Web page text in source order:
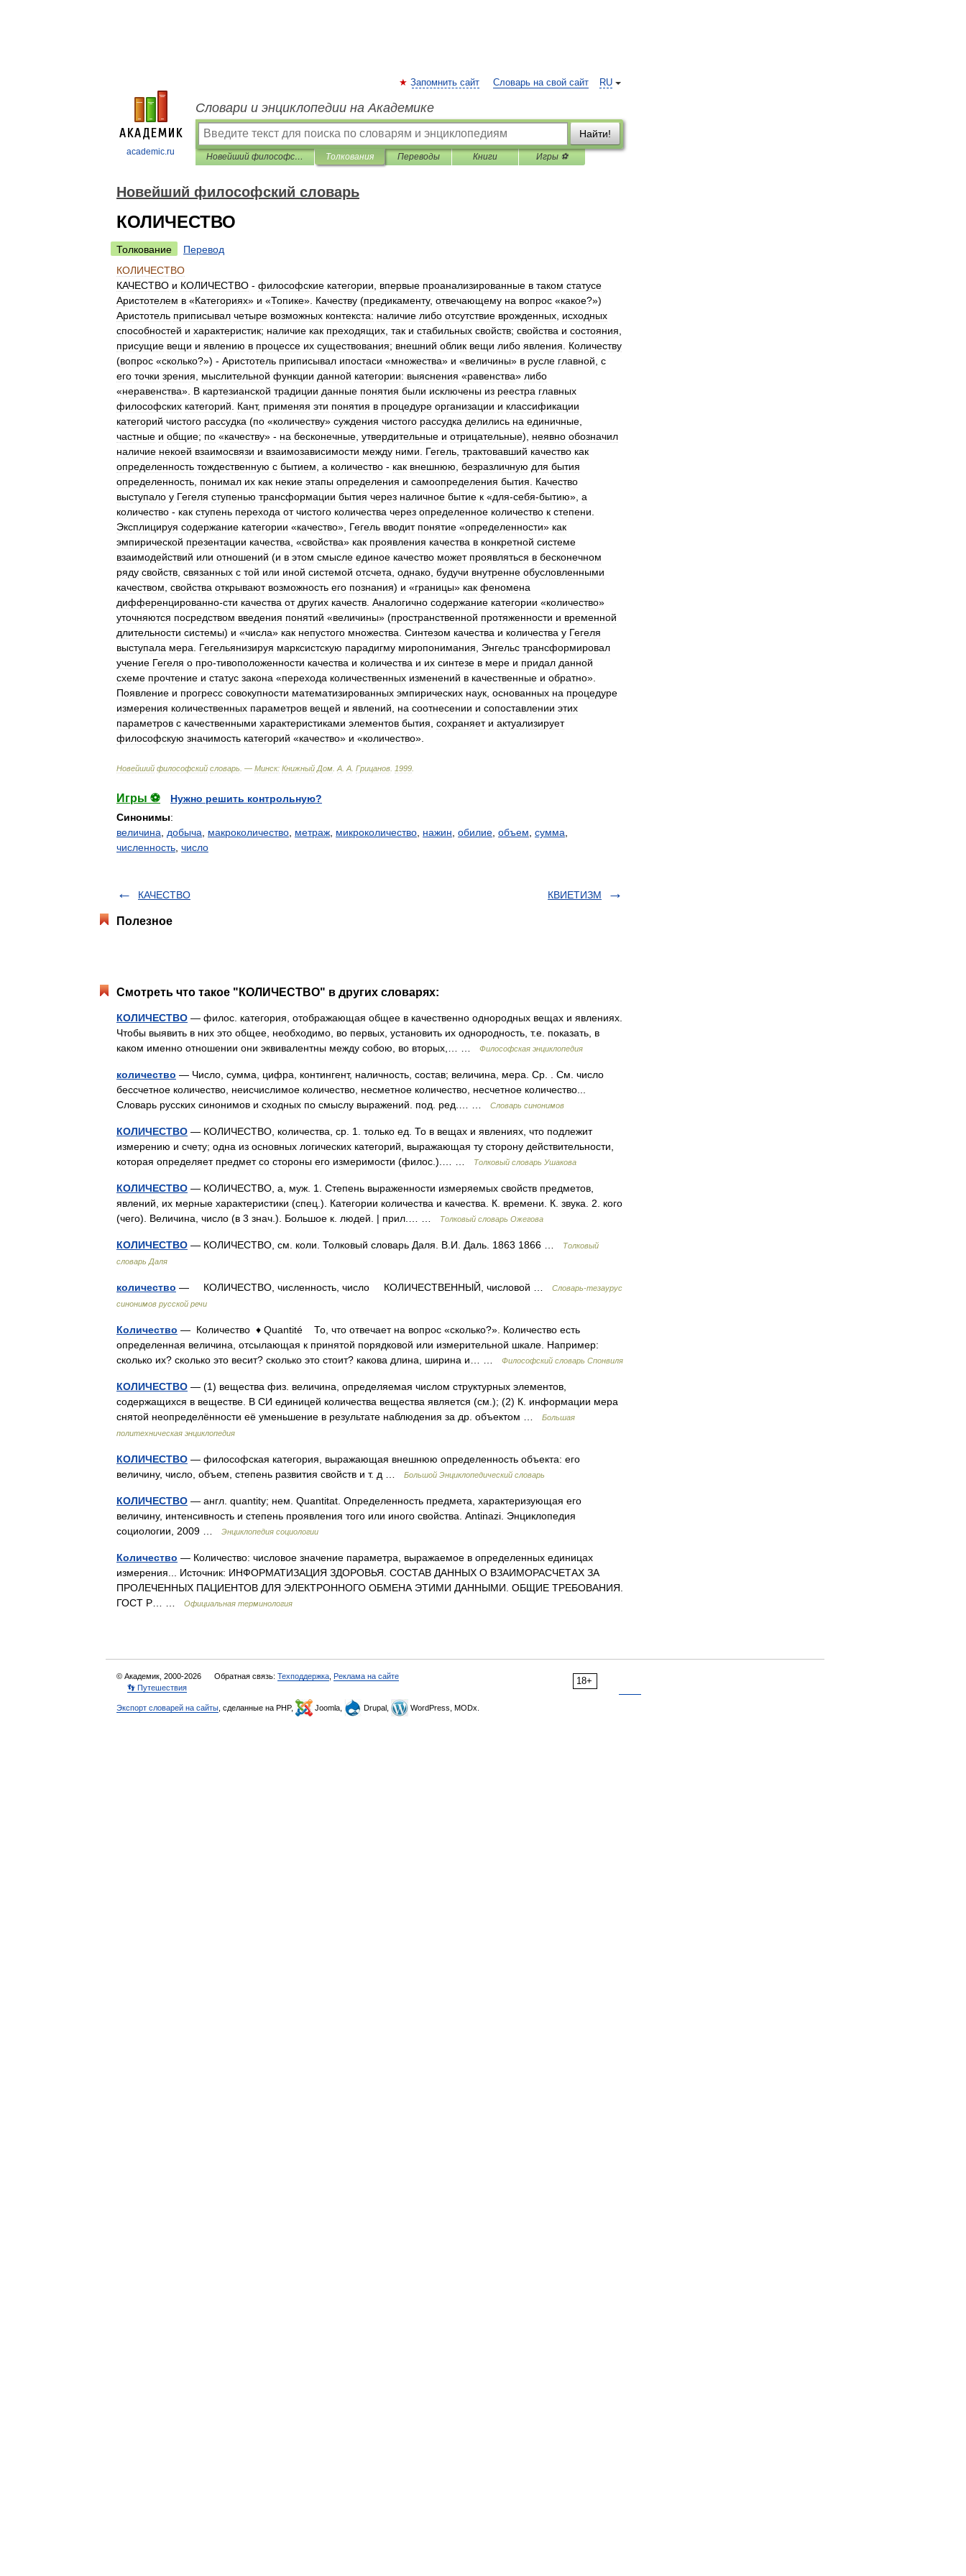
academic.ru
RU
Запомнить сайт Словарь на свой сайт
Словари и энциклопедии на Академике
Найти!
Новейший философский словарь Толкования Переводы Книги Игры ⚽
Новейший философский словарь
КОЛИЧЕСТВО
Толкование
Перевод
КОЛИЧЕСТВО
КАЧЕСТВО и КОЛИЧЕСТВО - философские категории впервые проанализированные в таком статусе
Аристотелем в «Категориях» и «Топике». Качеству (предикаменту, отвечающему на вопрос «какое?»)
Аристотель приписывал четыре возможных контекста: наличие либо отсутствие врожденных исходных
способностей и характеристик; наличие как преходящих так и стабильных свойств; свойства и состояния
присущие вещи и явлению в процессе их существования; внешний облик вещи либо явления
Количеству
(вопрос «сколько?») - Аристотель приписывал ипостаси «множества» и «величины» в русле главной с
его точки зрения мыслительной функции данной категории: выяснения «равенства» либо
«неравенства». В картезианской традиции данные понятия были исключены из реестра главных
философских категорий Кант, применяя эти понятия в процедуре организации и классификации
категорий чистого рассудка (по «количеству» суждения чистого рассудка делились на единичные
частные и общие; по «качеству» - на бесконечные утвердительные и отрицательные), неявно обозначил
наличие некоей взаимосвязи и взаимозависимости между ними Гегель трактовавший качество как
определенность тождественную с бытием а количество - как внешнюю безразличную для бытия
определенность понимал их как некие этапы определения и самоопределения бытия
Качество
выступало у Гегеля ступенью трансформации бытия через наличное бытие к «для-себя-бытию», а
количество - как ступень перехода от чистого количества через определенное количество к степени
Эксплицируя содержание категории «качество», Гегель вводит понятие «определенности» как
эмпирической презентации качества , «свойства» как проявления качества в конкретной системе
взаимодействий или отношений (и в этом смысле единое качество может проявляться в бесконечном
ряду свойств связанных с той или иной системой отсчета однако будучи внутренне обусловленными
качеством свойства открывают возможность его познания) и «границы» как феномена
дифференцированно-сти качества от других качеств Аналогично содержание категории «количество»
уточняются посредством введения понятий «величины» (пространственной протяженности и временной
длительности системы) и «числа» как непустого множества Синтезом качества и количества у Гегеля
выступала мера Гегельянизируя марксистскую парадигму миропонимания Энгельс трансформировал
учение Гегеля о про-тивоположенности качества и количества и их синтезе в мере и придал данной
схеме прочтение и статус закона «перехода количественных изменений в качественные и обратно».
Появление и прогресс совокупности математизированных эмпирических наук основанных на процедуре
измерения количественных параметров вещей и явлений на соотнесении и сопоставлении этих
параметров с качественными характеристиками элементов бытия сохраняет и актуализирует
философскую значимость категорий «качество» и «количество».
Новейший философский словарь . — Минск: Книжный Дом А А Грицанов 1999
Игры ⚽
Нужно решить контрольную?
Синонимы:
величина
добыча макроколичество метраж микроколичество нажин обилие объем сумма
численность число
КАЧЕСТВО КВИЕТИЗМ
Полезное
Смотреть что такое "КОЛИЧЕСТВО" в других словарях:
КОЛИЧЕСТВО — филос. категория, отображающая общее в качественно однородных вещах и явлениях.
Чтобы выявить в них это общее, необходимо, во первых, установить их однородность, т.е. показать, в
каком именно отношении они эквивалентны между собою, во вторых,… …
Философская энциклопедия
количество — Число, сумма, цифра, контингент, наличность, состав; величина, мера. Ср. . См. число
бессчетное количество, неисчислимое количество, несметное количество, несчетное количество...
Словарь русских синонимов и сходных по смыслу выражений. под. ред.… …
Словарь синонимов
КОЛИЧЕСТВО — КОЛИЧЕСТВО, количества, ср. 1. только ед. То в вещах и явлениях, что подлежит
измерению и счету; одна из основных логических категорий, выражающая ту сторону действительности,
которая определяет предмет со стороны его измеримости (филос.).… …
Толковый словарь Ушакова
КОЛИЧЕСТВО — КОЛИЧЕСТВО, а, муж. 1. Степень выраженности измеряемых свойств предметов,
явлений, их мерные характеристики (спец.). Категории количества и качества. К. времени. К. звука. 2. кого
(чего). Величина, число (в 3 знач.). Большое к. людей. | прил.… …
Толковый словарь Ожегова
КОЛИЧЕСТВО — КОЛИЧЕСТВО, см. коли. Толковый словарь Даля. В.И. Даль. 1863 1866 …
Толковый
словарь Даля
количество — КОЛИЧЕСТВО, численность, число КОЛИЧЕСТВЕННЫЙ, числовой …
Словарь-тезаурус
синонимов русской речи
Количество — Количество ♦ Quantité То, что отвечает на вопрос «сколько?». Количество есть
определенная величина, отсылающая к принятой порядковой или измерительной шкале. Например:
сколько их? сколько это весит? сколько это стоит? какова длина, ширина и… …
Философский словарь Спонвиля
КОЛИЧЕСТВО — (1) вещества физ. величина, определяемая числом структурных элементов,
содержащихся в веществе. В СИ единицей количества вещества является (см.); (2) К. информации мера
снятой неопределённости её уменьшение в результате наблюдения за др. объектом …
Большая
политехническая энциклопедия
КОЛИЧЕСТВО — философская категория, выражающая внешнюю определенность объекта: его
величину, число, объем, степень развития свойств и т. д …
Большой Энциклопедический словарь
КОЛИЧЕСТВО — англ. quantity; нем. Quantitat. Определенность предмета, характеризующая его
величину, интенсивность и степень проявления того или иного свойства. Antinazi. Энциклопедия
социологии, 2009 …
Энциклопедия социологии
Количество — Количество: числовое значение параметра, выражаемое в определенных единицах
измерения... Источник: ИНФОРМАТИЗАЦИЯ ЗДОРОВЬЯ. СОСТАВ ДАННЫХ О ВЗАИМОРАСЧЕТАХ ЗА
ПРОЛЕЧЕННЫХ ПАЦИЕНТОВ ДЛЯ ЭЛЕКТРОННОГО ОБМЕНА ЭТИМИ ДАННЫМИ. ОБЩИЕ ТРЕБОВАНИЯ.
ГОСТ Р… …
Официальная терминология
18+
© Академик, 2000-2026 Обратная связь: Техподдержка Реклама на сайте
👣 Путешествия
Экспорт словарей на сайты , сделанные на PHP, Joomla, Drupal, WordPress, MODx.